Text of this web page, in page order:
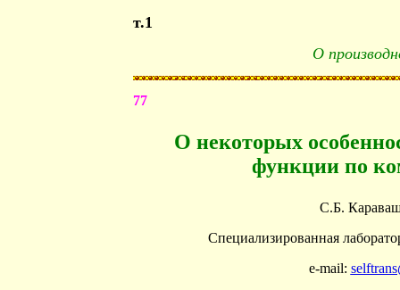
т.1
О
77
О некоторых
функции по
С.Б.
Специализированная
e-mail: